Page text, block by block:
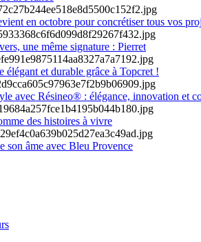
en octobre pour concrétiser tous vos
une même signature : Pierret
élégant et durable grâce à Topcret !
avec Résineo® : élégance, innovation et
des histoires à vivre
son âme avec Bleu Provence